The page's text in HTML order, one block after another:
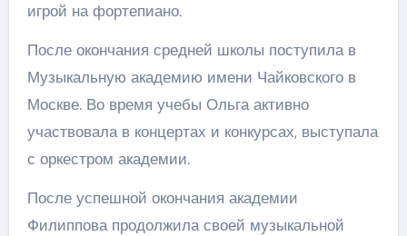
игрой на фортепиано.
После окончания средней школы поступила в
Музыкальную академию имени Чайковского в
Москве. Во время учебы Ольга активно
участвовала в концертах и конкурсах, выступала
с оркестром академии.
После успешной окончания академии
Филиппова продолжила своей музыкальной